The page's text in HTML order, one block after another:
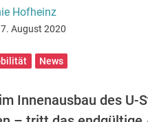
Hofheinz
August 2020
News
Innenausbau des